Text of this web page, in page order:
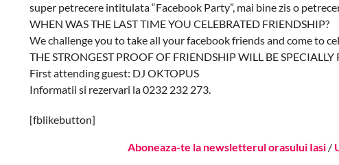
super petrecere intitulata “Facebook Party”, mai bine zis o
WHEN WAS THE LAST TIME YOU CELEBRATED FRIENDSHIP?
We challenge you to take all your facebook friends and come to
THE STRONGEST PROOF OF FRIENDSHIP WILL BE SPECIALLY
First attending guest: DJ OKTOPUS
Informatii si rezervari la 0232 232 273.
[fblikebutton]
Aboneaza-te la newsletterul orasului Iasi /